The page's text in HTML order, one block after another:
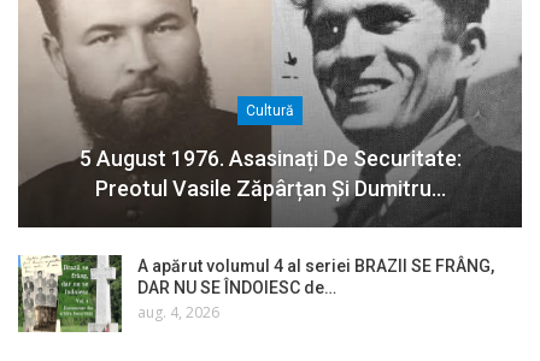
Cultură
5 August 1976. Asasinați De Securitate:
Preotul Vasile Zăpârțan Și Dumitru…
A apărut volumul 4 al seriei BRAZII SE FRÂNG,
DAR NU SE ÎNDOIESC de…
aug. 4, 2026